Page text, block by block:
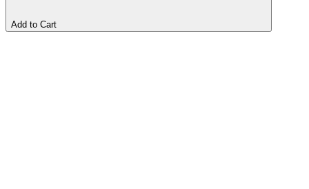
Add to Cart